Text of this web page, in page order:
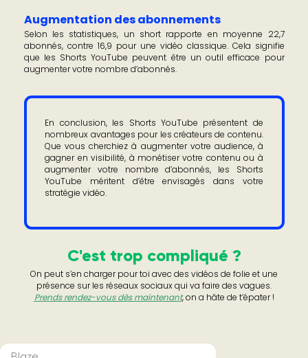
Augmentation des abonnements
Selon les statistiques, un short rapporte en moyenne 22,7
abonnés, contre 16,9 pour une vidéo classique. Cela signifie
que les Shorts YouTube peuvent être un outil efficace pour
augmenter votre nombre d’abonnés.
En conclusion, les Shorts YouTube présentent de
nombreux avantages pour les créateurs de contenu.
Que vous cherchiez à augmenter votre audience, à
gagner en visibilité, à monétiser votre contenu ou à
augmenter votre nombre d’abonnés, les Shorts
YouTube méritent d’être envisagés dans votre
stratégie vidéo.
C'est trop compliqué ?
On peut s’en charger pour toi avec des vidéos de folie et une
présence sur les réseaux sociaux qui va faire des vagues.
Prends rendez-vous dès maintenant, on a hâte de t’épater !